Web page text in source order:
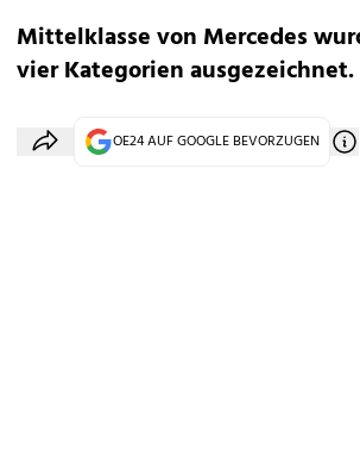
Mittelklasse von Mercedes
vier Kategorien ausgezeichnet.
OE24 AUF GOOGLE BEVORZUGEN